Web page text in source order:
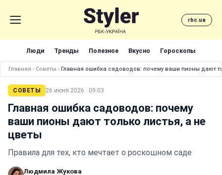
rbc.ua
Люди Тренды Полезное Вкусно Гороскопы
Главная › Советы › Главная ошибка садоводов: почему ваши пионы дают
СОВЕТЫ 26 июня 2026 · 09:03
Главная ошибка садоводов: почему
ваши пионы дают только листья, а не
цветы
Правила для тех, кто мечтает о роскошном саде
Людмила Жукова